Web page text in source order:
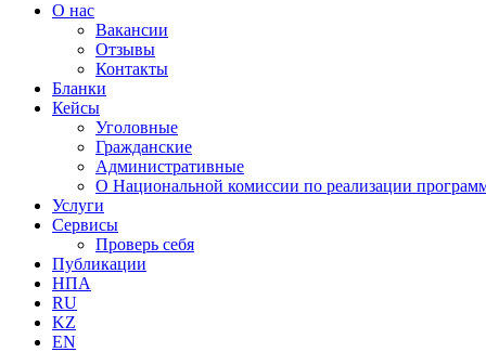
О нас
Вакансии
Отзывы
Контакты
Бланки
Кейсы
Уголовные
Гражданские
Административные
О Национальной комиссии по реализации
Услуги
Сервисы
Проверь себя
Публикации
НПА
RU
KZ
EN